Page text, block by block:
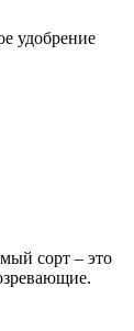
удобрение
сорт – это